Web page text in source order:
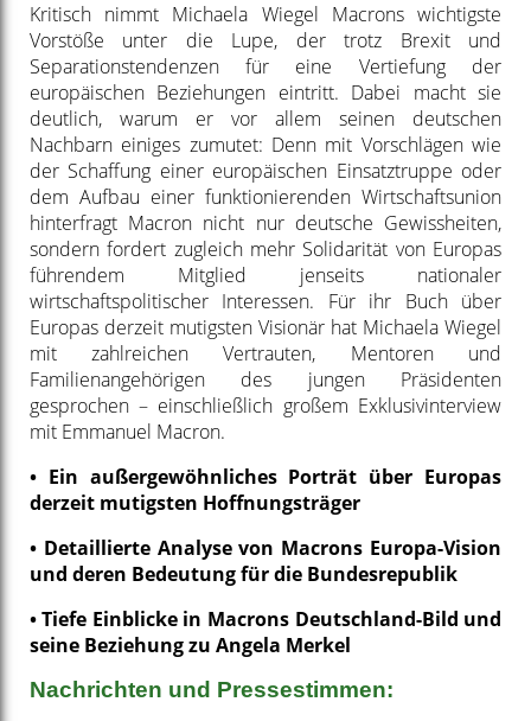
Kritisch nimmt Michaela Wiegel Macrons wichtigste
Vorstöße unter die Lupe, der trotz Brexit und
Separationstendenzen für eine Vertiefung der
europäischen Beziehungen eintritt. Dabei macht sie
deutlich, warum er vor allem seinen deutschen
Nachbarn einiges zumutet: Denn mit Vorschlägen wie
der Schaffung einer europäischen Einsatztruppe oder
dem Aufbau einer funktionierenden Wirtschaftsunion
hinterfragt Macron nicht nur deutsche Gewissheiten,
sondern fordert zugleich mehr Solidarität von Europas
führendem Mitglied jenseits nationaler
wirtschaftspolitischer Interessen. Für ihr Buch über
Europas derzeit mutigsten Visionär hat Michaela Wiegel
mit zahlreichen Vertrauten, Mentoren und
Familienangehörigen des jungen Präsidenten
gesprochen – einschließlich großem Exklusivinterview
mit Emmanuel Macron.
• Ein außergewöhnliches Porträt über Europas
derzeit mutigsten Hoffnungsträger
• Detaillierte Analyse von Macrons Europa-Vision
und deren Bedeutung für die Bundesrepublik
• Tiefe Einblicke in Macrons Deutschland-Bild und
seine Beziehung zu Angela Merkel
Nachrichten und Pressestimmen: